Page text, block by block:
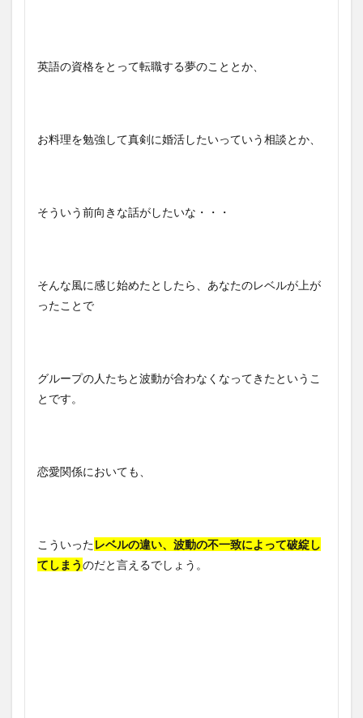
英語の資格をとって転職する夢のこととか、
お料理を勉強して真剣に婚活したいっていう相談とか、
そういう前向きな話がしたいな・・・
そんな風に感じ始めたとしたら、あなたのレベルが上が
ったことで
グループの人たちと波動が合わなくなってきたというこ
とです。
恋愛関係においても、
こういったレベルの違い、波動の不一致によって破綻し
てしまうのだと言えるでしょう。